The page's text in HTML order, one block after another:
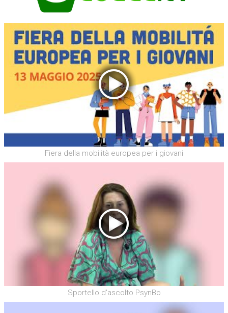
Fiera della mobilità europea per i giovani
Sportello d'ascolto PsynBo